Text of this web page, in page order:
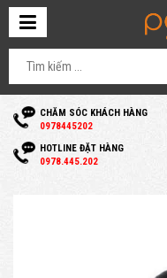
CHĂM SÓC KHÁCH HÀNG
0978445202
HOTLINE ĐẶT HÀNG
0978.445.202